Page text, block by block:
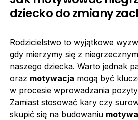
dziecko do zmiany
Rodzicielstwo to wyjątkowe
gdy mierzymy się z
naszego dziecka. Warto jednak
oraz motywacja mogą być
w procesie wprowadzania
Zamiast stosować kary czy
skupić się na budowaniu